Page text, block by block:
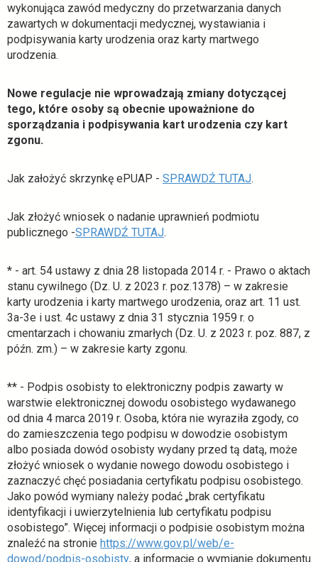
wykonująca zawód medyczny do przetwarzania danych
zawartych w dokumentacji medycznej, wystawiania i
podpisywania karty urodzenia oraz karty martwego
urodzenia.
Nowe regulacje nie wprowadzają zmiany dotyczącej
tego, które osoby są obecnie upoważnione do
sporządzania i podpisywania kart urodzenia czy kart
zgonu.
Jak założyć skrzynkę ePUAP - SPRAWDŹ TUTAJo
i
a
s
i
ę
w
e
k
a
r
.
Jak złożyć wniosek o nadanie uprawnień podmiotu
publicznego -SPRAWDŹ TUTAJo
i
e
r
a
s
i
w
n
o
w
e
j
k
a
r
c
i
.
* - art. 54 ustawy z dnia 28 listopada 2014 r. - Prawo o aktach
stanu cywilnego (Dz. U. z 2023 r. poz.1378) – w zakresie
karty urodzenia i karty martwego urodzenia, oraz art. 11 ust.
3a-3e i ust. 4c ustawy z dnia 31 stycznia 1959 r. o
cmentarzach i chowaniu zmarłych (Dz. U. z 2023 r. poz. 887, z
późn. zm.) – w zakresie karty zgonu.
** - Podpis osobisty to elektroniczny podpis zawarty w
warstwie elektronicznej dowodu osobistego wydawanego
od dnia 4 marca 2019 r. Osoba, która nie wyraziła zgody, co
do zamieszczenia tego podpisu w dowodzie osobistym
albo posiada dowód osobisty wydany przed tą datą, może
złożyć wniosek o wydanie nowego dowodu osobistego i
zaznaczyć chęć posiadania certyfikatu podpisu osobistego.
Jako powód wymiany należy podać „brak certyfikatu
identyfikacji i uwierzytelnienia lub certyfikatu podpisu
osobistego”. Więcej informacji o podpisie osobistym można
znaleźć na stronie https://www.gov.pl/web/e-
dowod/podpis-osobistyo
, a informacje o wymianie dokumentu